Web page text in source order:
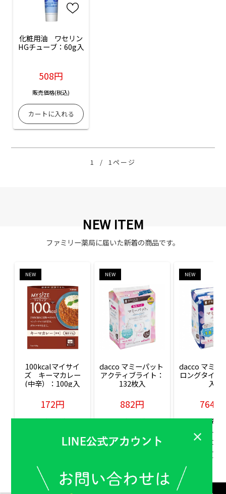
化粧用油　ワセリン
HGチューブ：60g入
508円
販売価格(税込)
1 / 1ページ
NEW ITEM
ファミリー薬局に届いた新着の商品です。
NEW
100kcalマイサイ
ズ　キーマカレー
(中辛）：100g入
172円
販売価格(税込)
NEW
dacco マミーパット
アクティブライト：
132枚入
882円
販売価格(税込)
NEW
dacco マミー
ロングタイム
入
764円
販売価格(税